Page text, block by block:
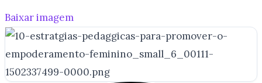
Baixar imagem